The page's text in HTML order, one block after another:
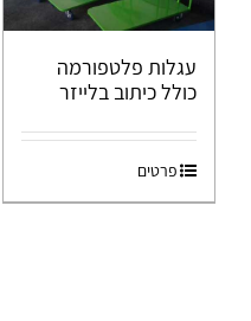
עגלות פלטפורמה
כולל כיתוב בלייזר
פרטים